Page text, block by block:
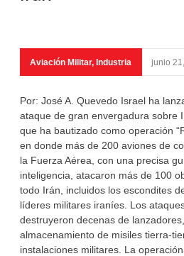
Aviación Militar, Industria junio
Por: José A. Quevedo Israel ha
ataque de gran envergadura sobre
que ha bautizado como operación
en donde más de 200 aviones de
la Fuerza Aérea, con una precisa
inteligencia, atacaron más de 100
todo Irán, incluidos los escondites
líderes militares iraníes. Los
destruyeron decenas de
almacenamiento de misiles tierra-
instalaciones militares. La